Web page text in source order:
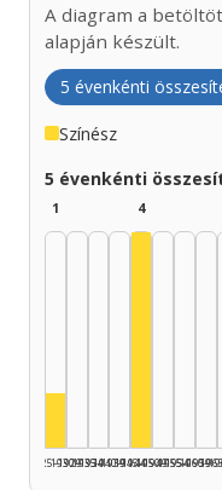
A diagram a
alapján készült.
5 évenkénti
Színész
5 évenkénti
1
1925–1929
1930–1934
1935–1939
1940–1944
4
1945–1949
1950–1954
1955–1959